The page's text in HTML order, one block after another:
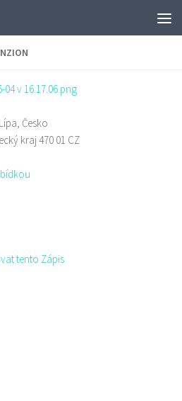
Česko
kraj470 01 CZ
tento Zápis